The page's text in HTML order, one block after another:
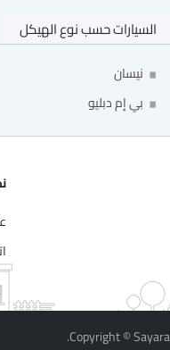
السيارات حسب نوع الهيكل
نيسان
بي إم دبليو
Copyright ©